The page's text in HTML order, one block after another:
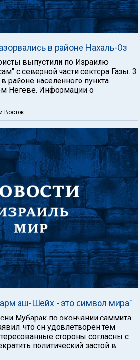
в районе Нахаль-Оз
выпустили по Израилю
с северной части сектора Газы. 3
районе населенного пункта
Негеве. Информации о
Восток
аш-Шейх - это символ мира"
Мубарак по окончании саммита
что он удовлетворен тем
стороны согласны с
политический застой в